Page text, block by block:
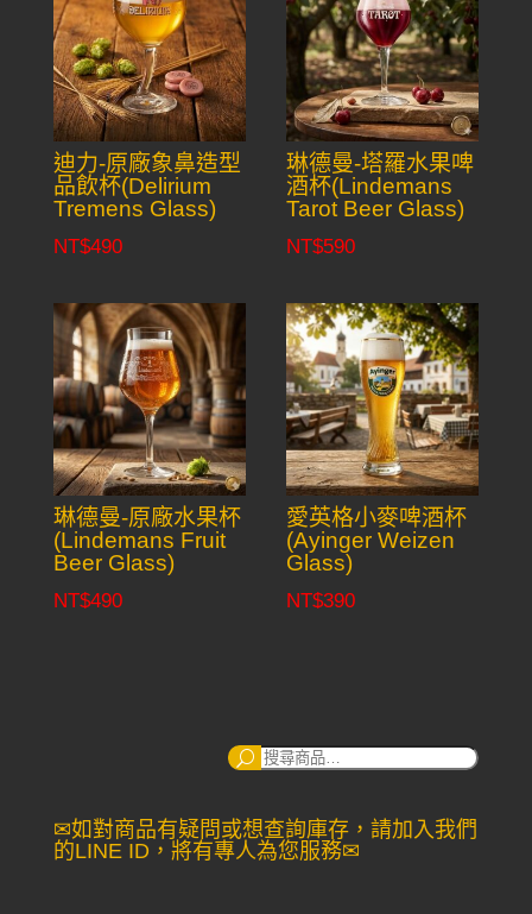
迪力-原廠象鼻造型
品飲杯(Delirium
Tremens Glass)
NT$490
琳德曼-塔羅水果啤
酒杯(Lindemans
Tarot Beer Glass)
NT$590
琳德曼-原廠水果杯
(Lindemans Fruit
Beer Glass)
NT$490
愛英格小麥啤酒杯
(Ayinger Weizen
Glass)
NT$390
搜
✉如對商品有疑問或想查詢庫存，請加入我們
的LINE ID，將有專人為您服務✉